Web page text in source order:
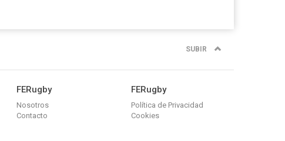
SUBIR
FERugby
Nosotros
Contacto
FERugby
Política de Privacidad
Cookies